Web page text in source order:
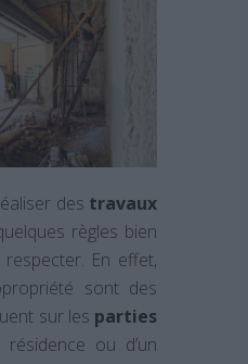
des travaux
règles bien
En effet,
sont des
sur les parties
résidence ou d’un